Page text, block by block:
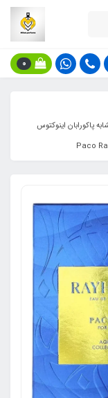
0
پاکورابان اینوکتوس